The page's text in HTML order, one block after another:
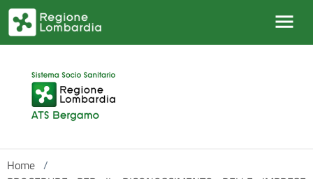
Salta al contenuto principale
Home /